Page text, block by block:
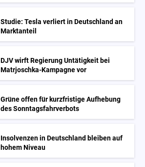
Studie: Tesla verliert in Deutschland an
Marktanteil
DJV wirft Regierung Untätigkeit bei
Matrjoschka-Kampagne vor
Grüne offen für kurzfristige Aufhebung
des Sonntagsfahrverbots
Insolvenzen in Deutschland bleiben auf
hohem Niveau